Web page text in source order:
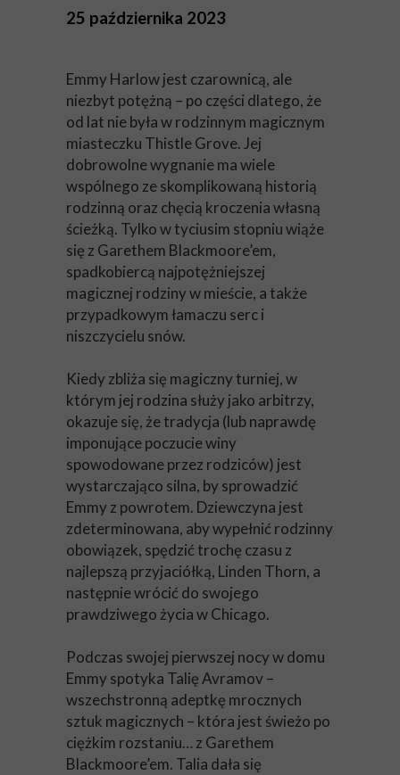
25 października 2023
Emmy Harlow jest czarownicą, ale
niezbyt potężną – po części dlatego, że
od lat nie była w rodzinnym magicznym
miasteczku Thistle Grove. Jej
dobrowolne wygnanie ma wiele
wspólnego ze skomplikowaną historią
rodzinną oraz chęcią kroczenia własną
ścieżką. Tylko w tyciusim stopniu wiąże
się z Garethem Blackmoore’em,
spadkobiercą najpotężniejszej
magicznej rodziny w mieście, a także
przypadkowym łamaczu serc i
niszczycielu snów.
Kiedy zbliża się magiczny turniej, w
którym jej rodzina służy jako arbitrzy,
okazuje się, że tradycja (lub naprawdę
imponujące poczucie winy
spowodowane przez rodziców) jest
wystarczająco silna, by sprowadzić
Emmy z powrotem. Dziewczyna jest
zdeterminowana, aby wypełnić rodzinny
obowiązek, spędzić trochę czasu z
najlepszą przyjaciółką, Linden Thorn, a
następnie wrócić do swojego
prawdziwego życia w Chicago.
Podczas swojej pierwszej nocy w domu
Emmy spotyka Talię Avramov –
wszechstronną adeptkę mrocznych
sztuk magicznych – która jest świeżo po
ciężkim rozstaniu… z Garethem
Blackmoore’em. Talia dała się